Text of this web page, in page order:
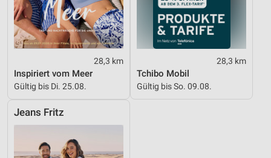
28,3 km
Inspiriert vom Meer
Gültig bis Di. 25.08.
28,3 km
Tchibo Mobil
Gültig bis So. 09.08.
Jeans Fritz